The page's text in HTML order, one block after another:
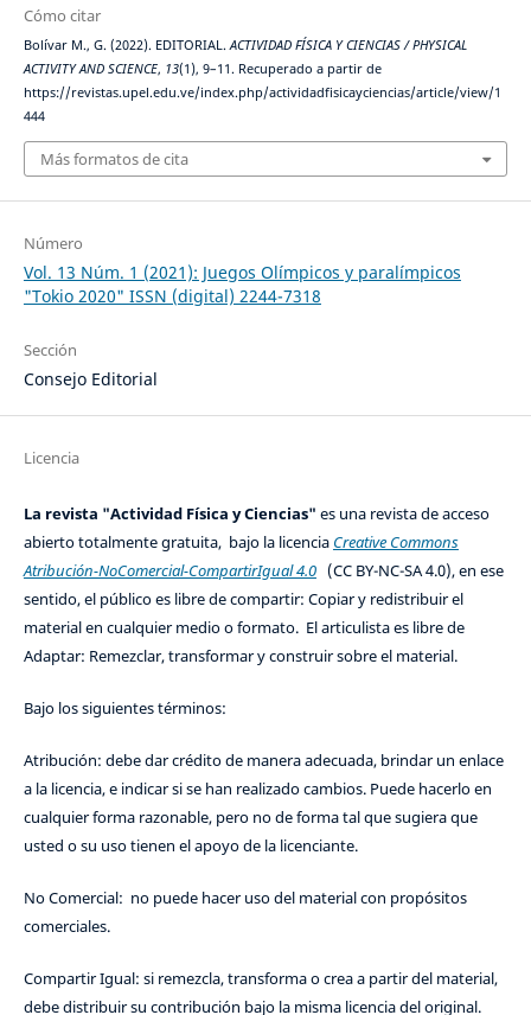
Cómo citar
Bolívar M., G. (2022). EDITORIAL.ACTIVIDAD FÍSICA Y CIENCIAS / PHYSICAL
ACTIVITY AND SCIENCE, 13(1), 9–11. Recuperado a partir de
https://revistas.upel.edu.ve/index.php/actividadfisicayciencias/article/view/1
444
Más formatos de cita
Número
Vol. 13 Núm. 1 (2021): Juegos Olímpicos y paralímpicos
"Tokio 2020" ISSN (digital) 2244-7318
Sección
Consejo Editorial
Licencia
La revista "Actividad Física y Ciencias" es una revista de acceso
abierto totalmente gratuita, bajo la licencia Creative Commons
Atribución-NoComercial-CompartirIgual 4.0(CC BY-NC-SA 4.0), en ese
sentido, el público es libre de compartir: Copiar y redistribuir el
material en cualquier medio o formato. El articulista es libre de
Adaptar: Remezclar, transformar y construir sobre el material.
Bajo los siguientes términos:
Atribución: debe dar crédito de manera adecuada, brindar un enlace
a la licencia, e indicar si se han realizado cambios. Puede hacerlo en
cualquier forma razonable, pero no de forma tal que sugiera que
usted o su uso tienen el apoyo de la licenciante.
No Comercial: no puede hacer uso del material con propósitos
comerciales.
Compartir Igual: si remezcla, transforma o crea a partir del material,
debe distribuir su contribución bajo la misma licencia del original.